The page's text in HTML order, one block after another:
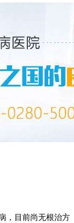
，目前尚无根治方